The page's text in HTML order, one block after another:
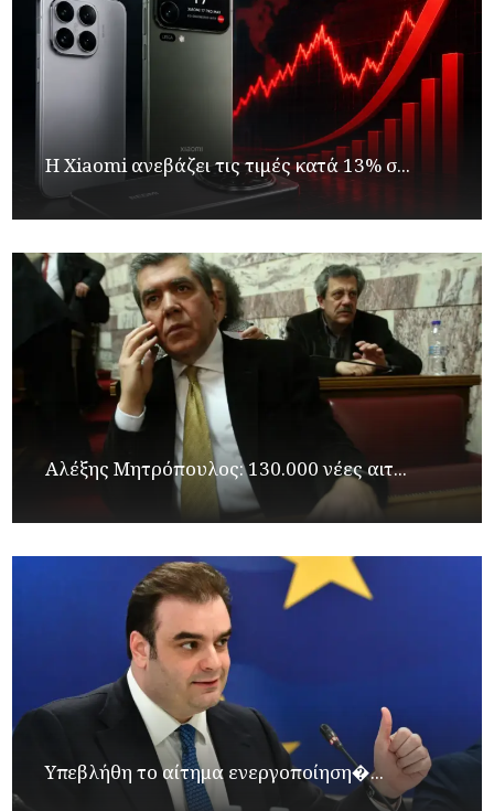
Η Xiaomi ανεβάζει τις τιμές κατά 13% σ...
Αλέξης Μητρόπουλος: 130.000 νέες αιτ...
Υπεβλήθη το αίτημα ενεργοποίηση�...